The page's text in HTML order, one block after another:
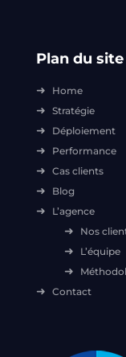
Plan du site
Home
Stratégie
Déploiement
Performance
Cas clients
Blog
L’agence
Nos
L’équipe
Contact